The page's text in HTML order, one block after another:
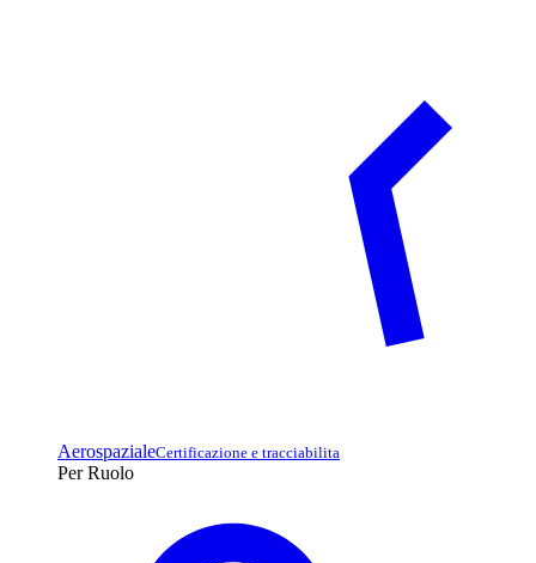
AerospazialeCertificazione e tracciabilita
Per Ruolo